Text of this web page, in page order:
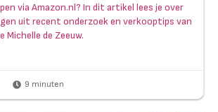
via Amazon.nl? In dit artikel lees je over
uit recent onderzoek en verkooptips van
Michelle de Zeeuw.
9 minuten